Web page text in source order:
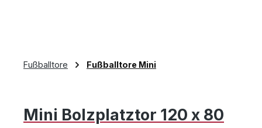
Fußballtore Fußballtore Mini
Mini Bolzplatztor 120 x 80